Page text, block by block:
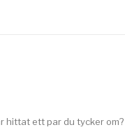
hittat ett par du tycker om?